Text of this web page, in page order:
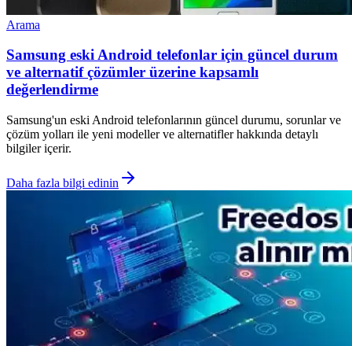
Arama
Samsung eski Android telefonlar için güncel durum
ve alternatif çözümler üzerine kapsamlı
değerlendirme
Samsung'un eski Android telefonlarının güncel durumu, sorunlar ve
çözüm yolları ile yeni modeller ve alternatifler hakkında detaylı
bilgiler içerir.
Daha fazla bilgi edinin